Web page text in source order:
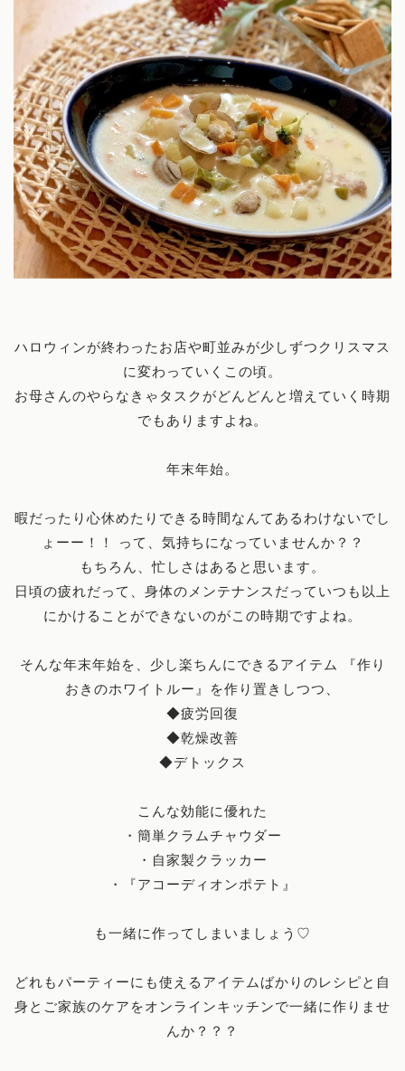
ハロウィンが終わったお店や町並みが少しずつクリスマス
に変わっていくこの頃。
お母さんのやらなきゃタスクがどんどんと増えていく時期
でもありますよね。
年末年始。
暇だったり心休めたりできる時間なんてあるわけないでし
ょーー！！ って、気持ちになっていませんか？？
もちろん、忙しさはあると思います。
日頃の疲れだって、身体のメンテナンスだっていつも以上
にかけることができないのがこの時期ですよね。
そんな年末年始を、少し楽ちんにできるアイテム 『作り
おきのホワイトルー』を作り置きしつつ、
◆疲労回復
◆乾燥改善
◆デトックス
こんな効能に優れた
・簡単クラムチャウダー
・自家製クラッカー
・『アコーディオンポテト』
も一緒に作ってしまいましょう♡
どれもパーティーにも使えるアイテムばかりのレシピと自
身とご家族のケアをオンラインキッチンで一緒に作りませ
んか？？？